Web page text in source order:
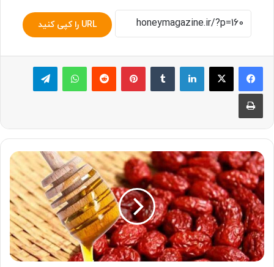
URL را کپی کنید
لینکدین ‫تامبلر پینترست‫رددیت واتس آپ تلگرام
چاپ
درباره
عسل
عناب
و
خواص
آن
بیشتر
بدانید